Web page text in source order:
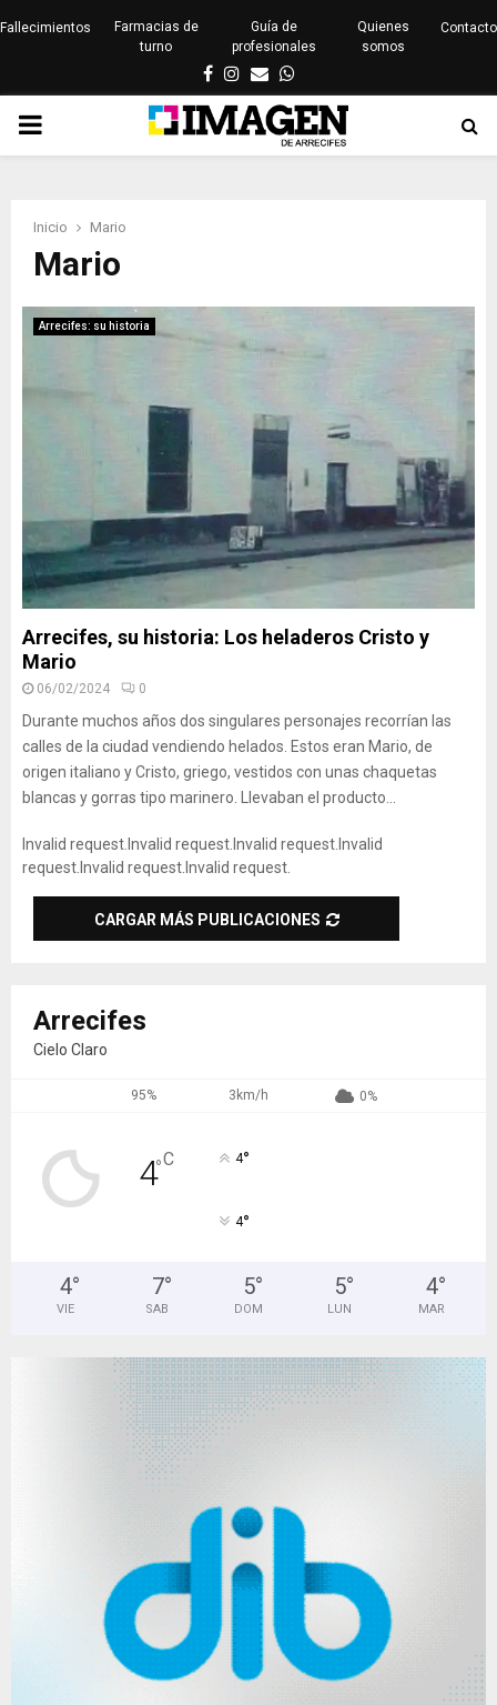
Fallecimientos
Farmacias de
turno
Guía de
profesionales
Quienes
somos
Contacto
Facebook
Instagram
EmailWhatsapp
PRIMARY
Inicio Mario
Mario
Arrecifes: su historia
Arrecifes, su historia: Los heladeros Cristo y
Mario
06/02/2024 0
Durante muchos años dos singulares personajes recorrían las
calles de la ciudad vendiendo helados. Estos eran Mario, de
origen italiano y Cristo, griego, vestidos con unas chaquetas
blancas y gorras tipo marinero. Llevaban el producto...
Invalid request. Invalid request. Invalid request. Invalid
request. Invalid request. Invalid request.
CARGAR MÁS PUBLICACIONES
Arrecifes
Cielo Claro
95% 3km/h 0%
4°C 4°
4°
4°
VIE
7°
SAB
5°
DOM
5°
LUN
4°
MAR